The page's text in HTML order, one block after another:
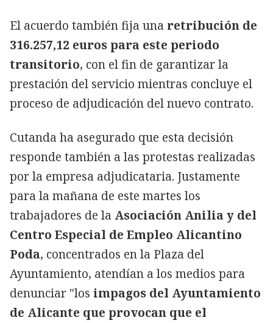
El acuerdo también fija una retribución de
316.257,12 euros para este periodo
transitorio, con el fin de garantizar la
prestación del servicio mientras concluye el
proceso de adjudicación del nuevo contrato.
Cutanda ha asegurado que esta decisión
responde también a las protestas realizadas
por la empresa adjudicataria. Justamente
para la mañana de este martes los
trabajadores de la Asociación Anilia y del
Centro Especial de Empleo Alicantino
Poda, concentrados en la Plaza del
Ayuntamiento, atendían a los medios para
denunciar "los impagos del Ayuntamiento
de Alicante que provocan que el